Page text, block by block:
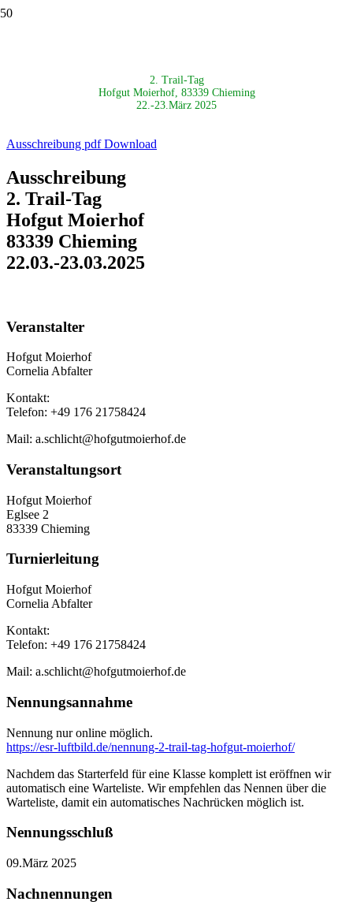
2. Trail-Tag
Hofgut Moierhof, 83339 Chieming
22.-23.März 2025
Ausschreibung pdf Download
Ausschreibung
2. Trail-Tag
Hofgut Moierhof
83339 Chieming
22.03.-23.03.2025
Veranstalter
Hofgut Moierhof
Cornelia Abfalter
Kontakt:
Telefon: +49 176 21758424
Mail: a.schlicht@hofgutmoierhof.de
Veranstaltungsort
Hofgut Moierhof
Eglsee 2
83339 Chieming
Turnierleitung
Hofgut Moierhof
Cornelia Abfalter
Kontakt:
Telefon: +49 176 21758424
Mail: a.schlicht@hofgutmoierhof.de
Nennungsannahme
Nennung nur online möglich.
https://esr-luftbild.de/nennung-2-trail-tag-hofgut-moierhof/
Nachdem das Starterfeld für eine Klasse komplett ist eröffnen wir
automatisch eine Warteliste. Wir empfehlen das Nennen über die
Warteliste, damit ein automatisches Nachrücken möglich ist.
Nennungsschluß
09.März 2025
Nachnennungen